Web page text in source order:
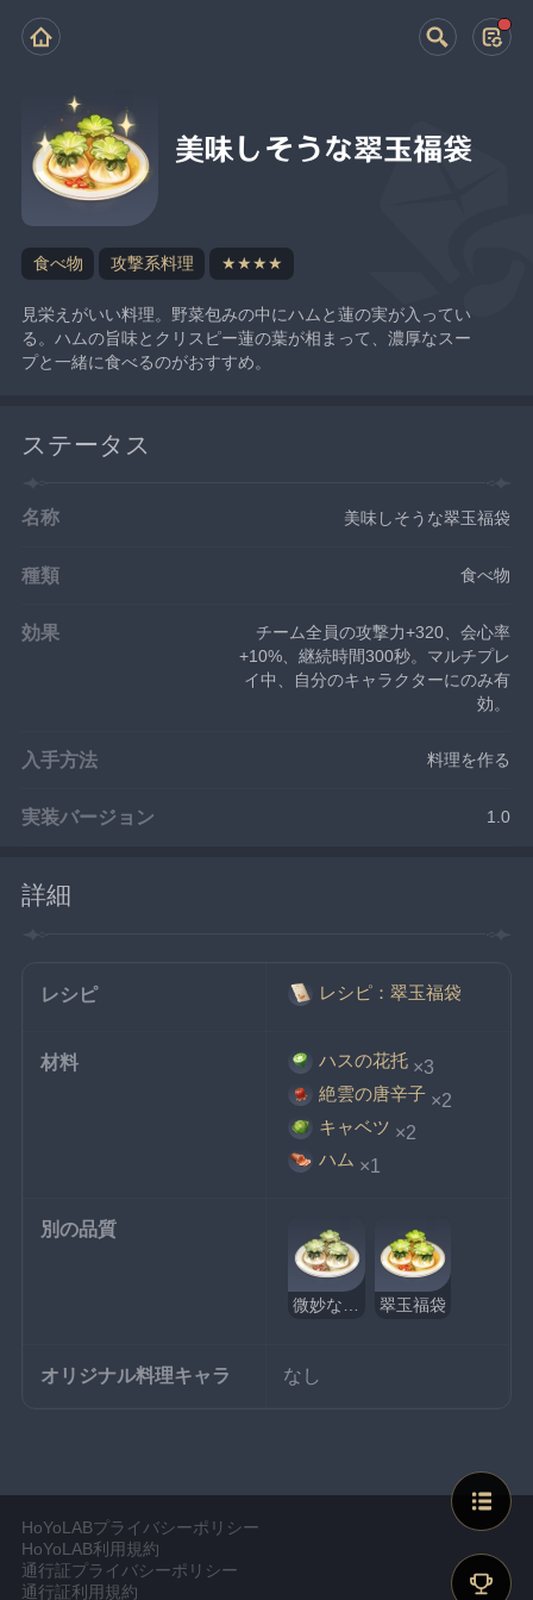
美味しそうな翠玉福袋
食べ物 攻撃系料理 ★★★★
見栄えがいい料理。野菜包みの中にハムと蓮の実が入ってい
る。ハムの旨味とクリスピー蓮の葉が相まって、濃厚なスー
プと一緒に食べるのがおすすめ。
ステータス
名称 美味しそうな翠玉福袋
種類 食べ物
効果
チーム全員の攻撃力+320、会心率
+10%、継続時間300秒。マルチプレ
イ中、自分のキャラクターにのみ有
効。
入手方法 料理を作る
実装バージョン 1.0
詳細
レシピ レシピ：翠玉福袋
材料 ハスの花托 ×3
絶雲の唐辛子 ×2
キャベツ ×2
ハム ×1
別の品質
翠玉福袋
オリジナル料理キャラ なし
HoYoLABプライバシーポリシー
HoYoLAB利用規約
通行証プライバシーポリシー
通行証利用規約